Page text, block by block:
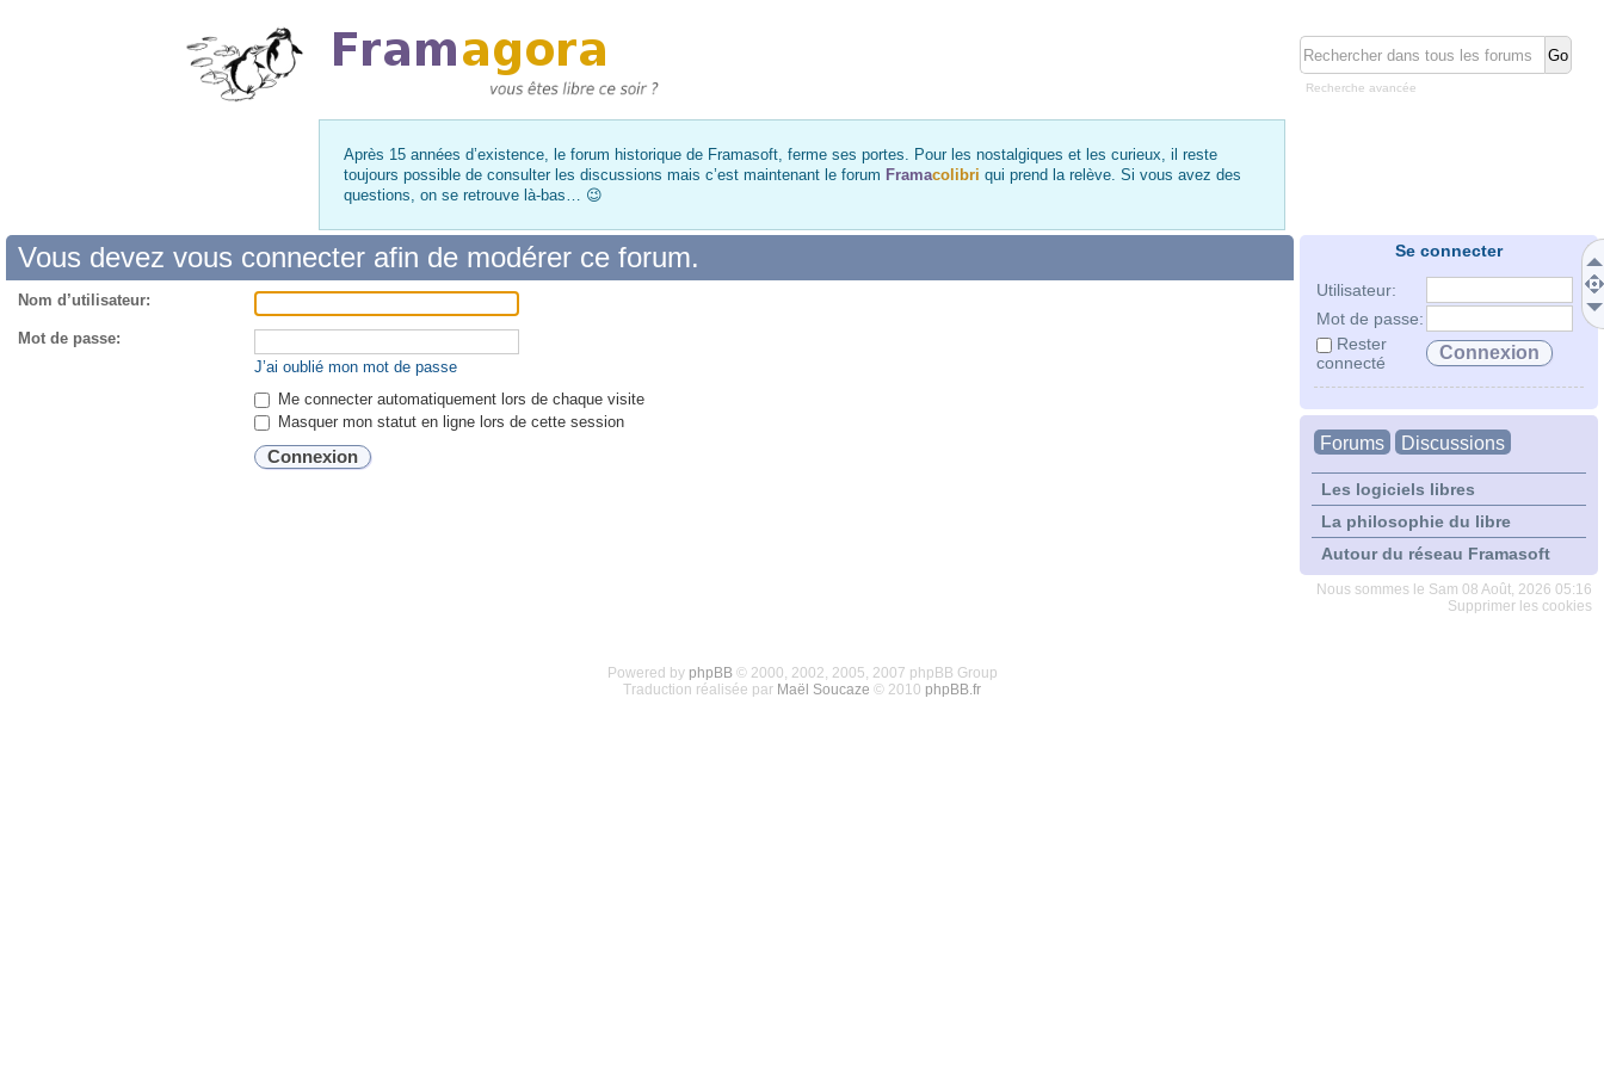
Recherche avancée
Après 15 années d’existence, le forum historique de Framasoft, ferme ses portes. Pour les nostalgiques et les curieux, il reste
toujours possible de consulter les discussions mais c’est maintenant le forum Framacolibri qui prend la relève. Si vous avez des
questions, on se retrouve là-bas… 😉
Se connecter
Utilisateur:
Mot de passe:
Rester
connecté
Forums Discussions
Les logiciels libres
La philosophie du libre
Autour du réseau Framasoft
Nous sommes le Sam 08 Août, 2026 05:16
Supprimer les cookies
Vous devez vous connecter afin de modérer ce forum.
Nom d’utilisateur:
Mot de passe:
J’ai oublié mon mot de passe
Me connecter automatiquement lors de chaque visite
Masquer mon statut en ligne lors de cette session
Powered by phpBB© 2000, 2002, 2005, 2007 phpBB Group
Traduction réalisée par Maël Soucaze © 2010 phpBB.fr